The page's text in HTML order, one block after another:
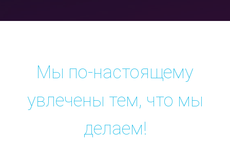
Мы по-настоящему
увлечены тем, что мы
делаем!